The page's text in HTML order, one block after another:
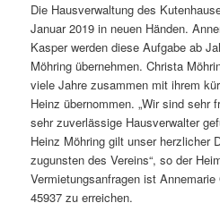
Die Hausverwaltung des
Januar 2019 in neuen Händen.
Kasper werden diese Aufgabe ab
Möhring übernehmen. Christa
viele Jahre zusammen mit ihrem
Heinz übernommen. „Wir sind sehr
sehr zuverlässige Hausverwalter
Heinz Möhring gilt unser herzlicher
zugunsten des Vereins“, so der
Vermietungsanfragen ist
45937 zu erreichen.